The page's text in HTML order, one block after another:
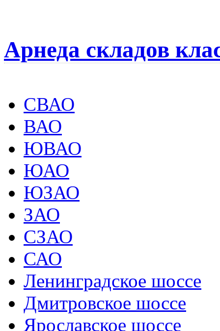
Арнеда складов
СВАО
ВАО
ЮВАО
ЮАО
ЮЗАО
ЗАО
СЗАО
САО
Ленинградское шоссе
Дмитровское шоссе
Ярославское шоссе